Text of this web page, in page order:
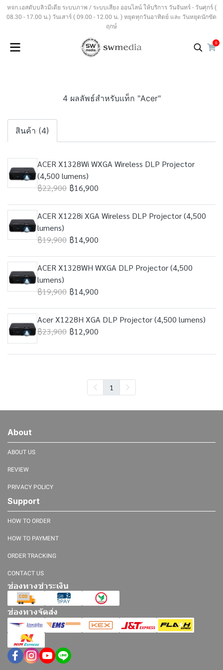
หจก.เอสดับบลิวมีเดีย ระบบภาพ / ระบบเสียง ออนไลน์ ให้บริการ วันจันทร์ - วันศุกร์ (
08.30 - 17.00 น.) วันเสาร์ ( 09.00 - 12.00 น. ) หยุดทุกวันอาทิตย์ และ วันหยุดนักขัต
ฤกษ์
0
4 ผลลัพธ์สำหรับแท็ก "Acer"
สินค้า (4)
ACER X1328Wi WXGA Wireless DLP Projector
(4,500 lumens)
฿22,900 ฿16,900
ACER X1228i XGA Wireless DLP Projector (4,500
lumens)
฿19,900 ฿14,900
ACER X1328WH WXGA DLP Projector (4,500
lumens)
฿19,900 ฿14,900
Acer X1228H XGA DLP Projector (4,500 lumens)
฿23,900 ฿12,900
1
About
ABOUT US
REVIEW
PRIVACY POLICY
Support
HOW TO ORDER
HOW TO PAYMENT
ORDER TRACKING
CONTACT US
ช่องทางชำระเงิน
ช่องทางจัดส่ง